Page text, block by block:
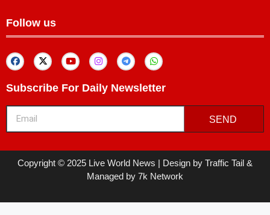
Follow us
Subscribe For Daily Newsletter
SEND
Copyright © 2025 Live World News | Design by Traffic Tail &
Managed by 7k Network